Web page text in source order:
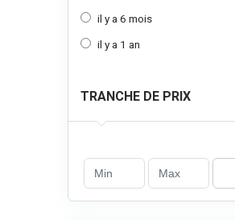
il y a 6 mois
il y a 1 an
TRANCHE DE PRIX